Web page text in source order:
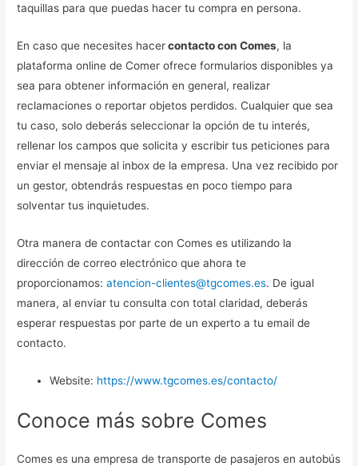
taquillas para que puedas hacer tu compra en persona.
En caso que necesites hacercontacto con Comes, la
plataforma online de Comer ofrece formularios disponibles ya
sea para obtener información en general, realizar
reclamaciones o reportar objetos perdidos. Cualquier que sea
tu caso, solo deberás seleccionar la opción de tu interés,
rellenar los campos que solicita y escribir tus peticiones para
enviar el mensaje al inbox de la empresa. Una vez recibido por
un gestor, obtendrás respuestas en poco tiempo para
solventar tus inquietudes.
Otra manera de contactar con Comes es utilizando la
dirección de correo electrónico que ahora te
proporcionamos:atencion-clientes@tgcomes.es. De igual
manera, al enviar tu consulta con total claridad, deberás
esperar respuestas por parte de un experto a tu email de
contacto.
Website: https://www.tgcomes.es/contacto/
Conoce más sobre Comes
Comes es una empresa de transporte de pasajeros en autobús